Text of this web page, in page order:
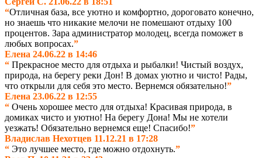
“Отличная база, все уютно и комфортно, дороговато конечно,
но знаешь что никакие мелочи не помешают отдыху 100
процентов. Зара администратор молодец, всегда поможет в
любых вопросах.”
Елена 24.06.22 в 14:46
“ Прекрасное место для отдыха и рыбалки! Чистый воздух,
природа, на берегу реки Дон! В домах уютно и чисто! Рады,
что открыли для себя это место. Вернемся обязательно!”
Елена 23.06.22 в 12:55
“ Очень хорошее место для отдыха! Красивая природа, в
домиках чисто и уютно! На берегу Дона! Мы не хотели
уезжать! Обязательно вернемся еще! Спасибо!”
Владислав Нехотцев 11.12.21 в 17:28
“ Это лучшее место, где можно отдохнуть.”